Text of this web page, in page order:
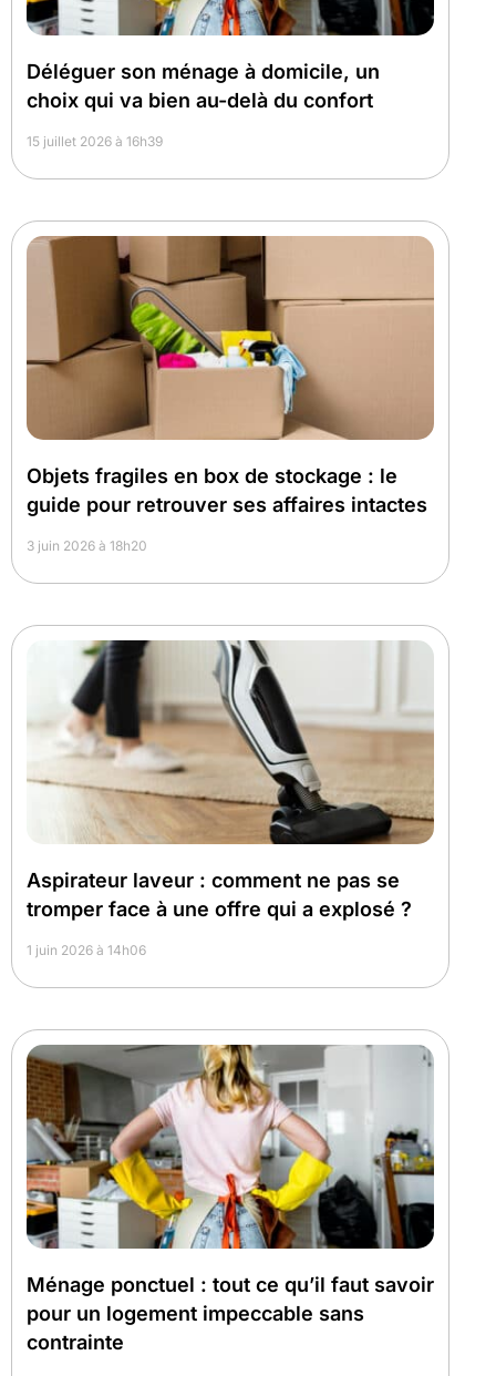
Déléguer son ménage à domicile, un
choix qui va bien au-delà du confort
15 juillet 2026 à 16h39
Objets fragiles en box de stockage : le
guide pour retrouver ses affaires intactes
3 juin 2026 à 18h20
Aspirateur laveur : comment ne pas se
tromper face à une offre qui a explosé ?
1 juin 2026 à 14h06
Ménage ponctuel : tout ce qu’il faut savoir
pour un logement impeccable sans
contrainte